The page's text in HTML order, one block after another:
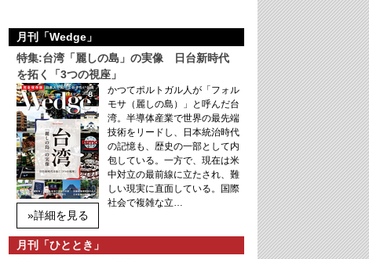
月刊「Wedge」
特集:台湾「麗しの島」の実像 日台新時代
を拓く「3つの視座」
»詳細を見る
かつてポルトガル人が「フォル
モサ（麗しの島）」と呼んだ台
湾。半導体産業で世界の最先端
技術をリードし、日本統治時代
の記憶も、歴史の一部として内
包している。一方で、現在は米
中対立の最前線に立たされ、難
しい現実に直面している。国際
社会で複雑な立…
月刊「ひととき」